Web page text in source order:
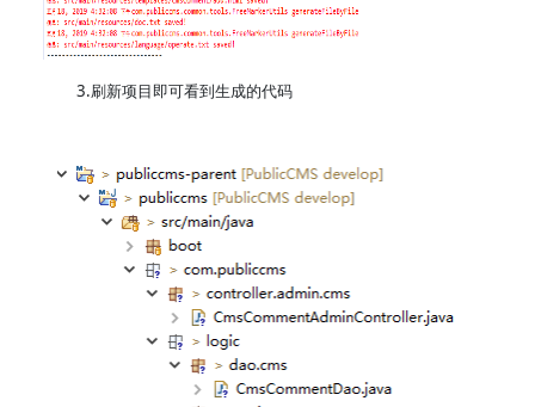
3.刷新项目即可看到生成的代码